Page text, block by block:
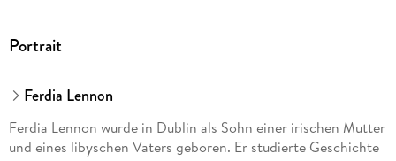
Portrait
Ferdia Lennon
Ferdia Lennon wurde in Dublin als Sohn einer irischen Mutter
und eines libyschen Vaters geboren. Er studierte Geschichte